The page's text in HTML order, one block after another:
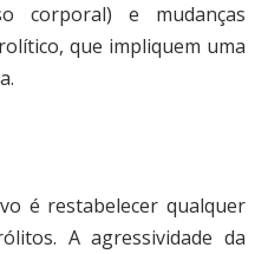
corporal) e mudanças
que impliquem uma
é restabelecer qualquer
A agressividade da